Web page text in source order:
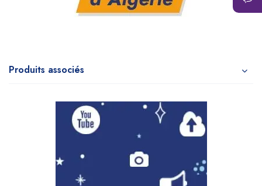
Produits associés